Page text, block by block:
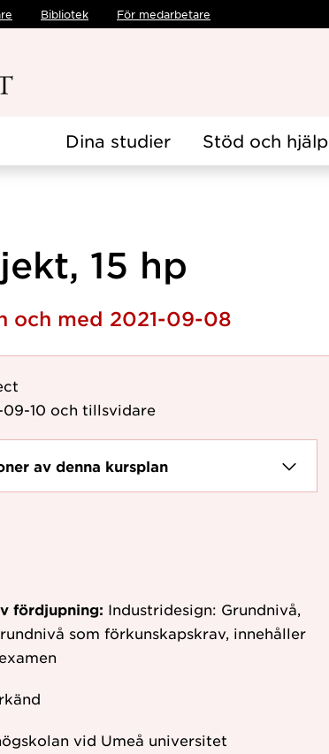
Bibliotek För medarbetare
Dina studier Stöd och hjälp
15 hp
och med 2021-09-08
10 och tillsvidare
av denna kursplan
fördjupning: Industridesign: Grundnivå,
som förkunskapskrav, innehåller
vid Umeå universitet